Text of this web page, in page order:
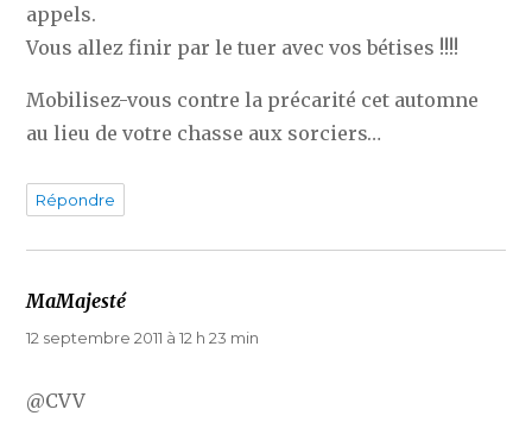
appels.
Vous allez finir par le tuer avec vos bétises !!!!
Mobilisez-vous contre la précarité cet automne
au lieu de votre chasse aux sorciers…
Répondre
MaMajestédit :
12 septembre 2011 à 12 h 23 min
@CVV